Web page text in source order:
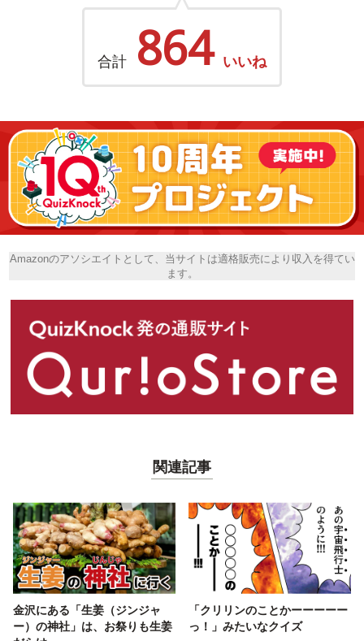
合計 864 いいね
Amazonのアソシエイトとして、当サイトは適格販売により収入を得てい
ます。
関連記事
金沢にある「生姜（ジンジャ
ー）の神社」は、お祭りも生姜
「クリリンのことかーーーーー
っ！」みたいなクイズ